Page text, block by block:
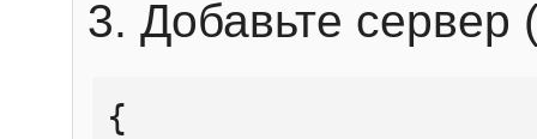
Добавьте сервер
{